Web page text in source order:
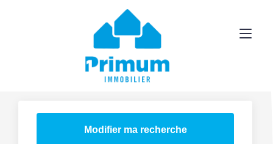
Modifier ma recherche